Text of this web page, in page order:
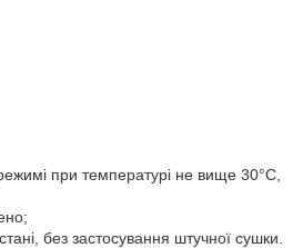
при температурі не вище 30°C,
без застосування штучної сушки.